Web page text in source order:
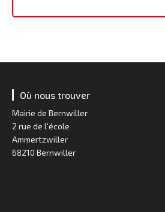
Où nous trouver
Mairie de Bernwiller
2 rue de l'école
Ammertzwiller
68210 Bernwiller